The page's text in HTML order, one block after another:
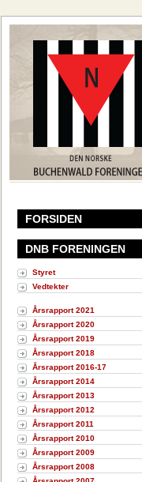
FORSIDEN
DNB FORENINGEN
Styret
Vedtekter
Årsrapport 2021
Årsrapport 2020
Årsrapport 2019
Årsrapport 2018
Årsrapport 2016-17
Årsrapport 2014
Årsrapport 2013
Årsrapport 2012
Årsrapport 2011
Årsrapport 2010
Årsrapport 2009
Årsrapport 2008